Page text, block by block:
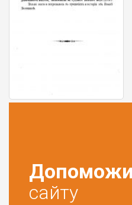
Допоможи
сайту